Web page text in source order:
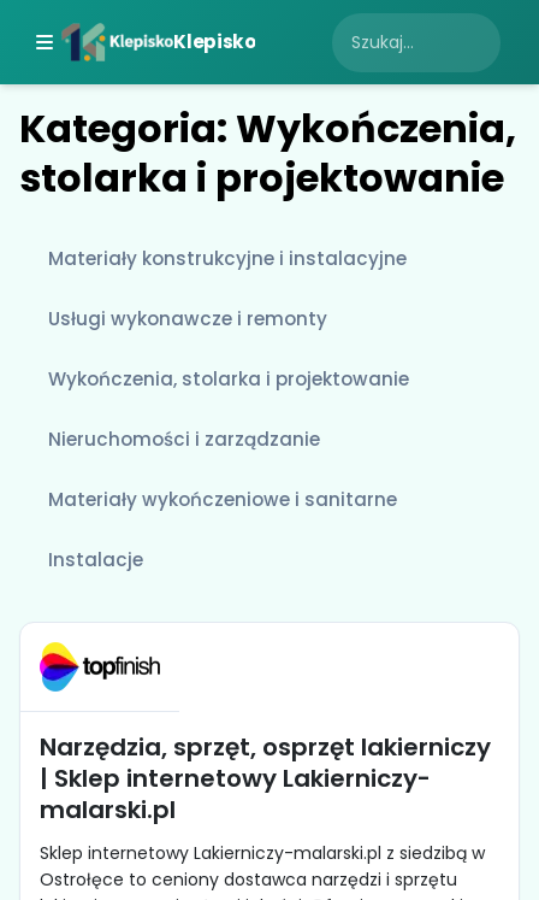
Klepisko
Kategoria: Wykończenia,
stolarka i projektowanie
Materiały konstrukcyjne i instalacyjne
Usługi wykonawcze i remonty
Wykończenia, stolarka i projektowanie
Nieruchomości i zarządzanie
Materiały wykończeniowe i sanitarne
Instalacje
Narzędzia, sprzęt, osprzęt lakierniczy
| Sklep internetowy Lakierniczy-
malarski.pl
Sklep internetowy Lakierniczy-malarski.pl z siedzibą w
Ostrołęce to ceniony dostawca narzędzi i sprzętu